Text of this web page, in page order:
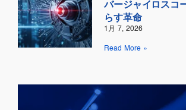
バージャイロスコ
らす革命
1月 7, 2026
Read More »